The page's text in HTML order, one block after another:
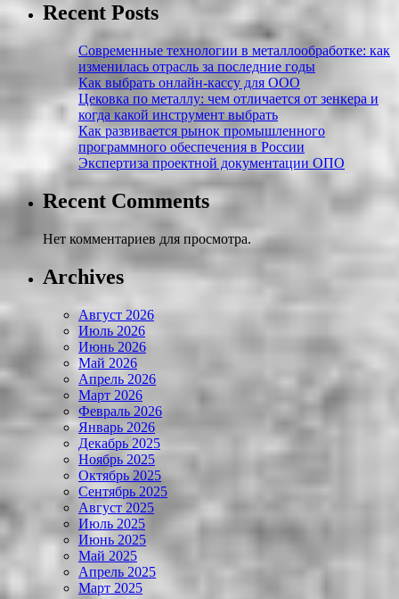
Recent Posts
Современные технологии в металлообработке: как
изменилась отрасль за последние годы
Как выбрать онлайн-кассу для ООО
Цековка по металлу: чем отличается от зенкера и
когда какой инструмент выбрать
Как развивается рынок промышленного
программного обеспечения в России
Экспертиза проектной документации ОПО
Recent Comments
Нет комментариев для просмотра.
Archives
Август 2026
Июль 2026
Июнь 2026
Май 2026
Апрель 2026
Март 2026
Февраль 2026
Январь 2026
Декабрь 2025
Ноябрь 2025
Октябрь 2025
Сентябрь 2025
Август 2025
Июль 2025
Июнь 2025
Май 2025
Апрель 2025
Март 2025